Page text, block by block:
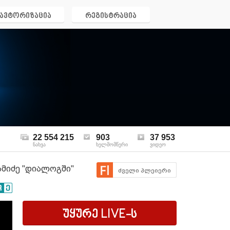
ავტორიზაცია რეგისტრაცია
22 554 215
ნახვა
903
ხელმომწერი
37 953
ვიდეო
"დიალოგში" ძველი პლეიერი
უყურე LIVE-ს